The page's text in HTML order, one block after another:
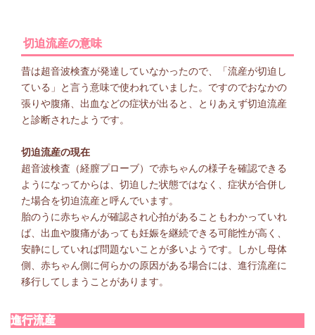
切迫流産の意味
昔は超音波検査が発達していなかったので、「流産が切迫し
ている」と言う意味で使われていました。ですのでおなかの
張りや腹痛、出血などの症状が出ると、とりあえず切迫流産
と診断されたようです。
切迫流産の現在
超音波検査（経膣プローブ）で赤ちゃんの様子を確認できる
ようになってからは、切迫した状態ではなく、症状が合併し
た場合を切迫流産と呼んでいます。
胎のうに赤ちゃんが確認され心拍があることもわかっていれ
ば、出血や腹痛があっても妊娠を継続できる可能性が高く、
安静にしていれば問題ないことが多いようです。しかし母体
側、赤ちゃん側に何らかの原因がある場合には、進行流産に
移行してしまうことがあります。
進行流産